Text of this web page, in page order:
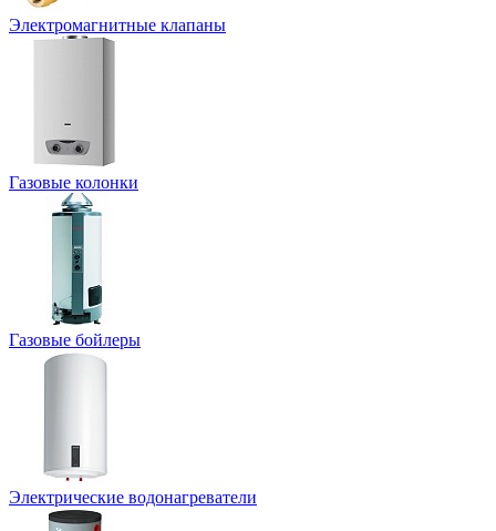
Электромагнитные клапаны
Газовые колонки
Газовые бойлеры
Электрические водонагреватели